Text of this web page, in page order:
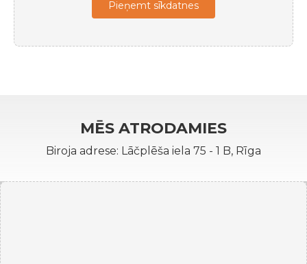
Pieņemt sīkdatnes
MĒS ATRODAMIES
Biroja adrese: Lāčplēša iela 75 - 1 B, Rīga